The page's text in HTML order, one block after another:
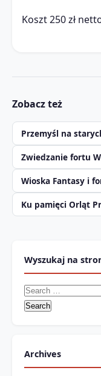
Koszt 250 zł
Zobacz też
Przemyśl na
Zwiedzanie fortu
Wioska Fantasy i
Ku pamięci Orląt
Wyszukaj na
Search
for:
Archives